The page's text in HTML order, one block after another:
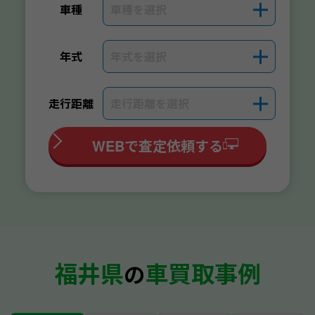
車種 ＋
年式 ＋
走行距離 ＋
WEBで査定依頼する
福井県の車買取事例